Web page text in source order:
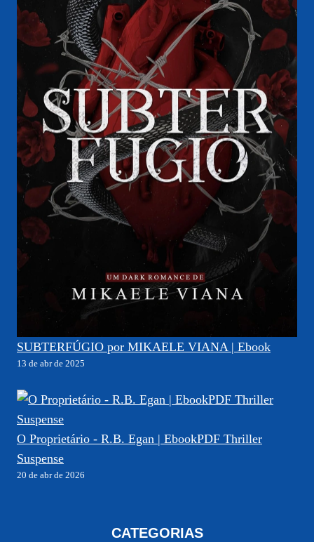
SUBTERFÚGIO por MIKAELE VIANA | Ebook
13 de abr de 2025
O Proprietário - R.B. Egan | EbookPDF Thriller
Suspense
20 de abr de 2026
CATEGORIAS